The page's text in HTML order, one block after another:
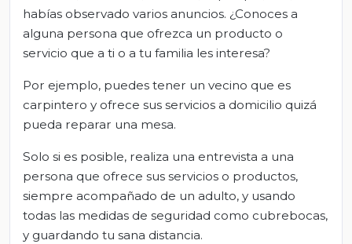
habías observado varios anuncios. ¿Conoces a
alguna persona que ofrezca un producto o
servicio que a ti o a tu familia les interesa?
Por ejemplo, puedes tener un vecino que es
carpintero y ofrece sus servicios a domicilio quizá
pueda reparar una mesa.
Solo si es posible, realiza una entrevista a una
persona que ofrece sus servicios o productos,
siempre acompañado de un adulto, y usando
todas las medidas de seguridad como cubrebocas,
y guardando tu sana distancia.